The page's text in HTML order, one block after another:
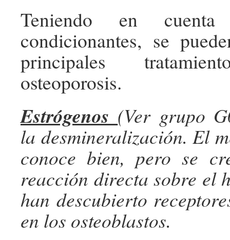
Teniendo en
condicionantes, se
principales
osteoporosis.
Estrógenos (Ver grupo
la desmineralización. El
conoce bien, pero se
reacción directa sobre el
han descubierto
en los osteoblastos.